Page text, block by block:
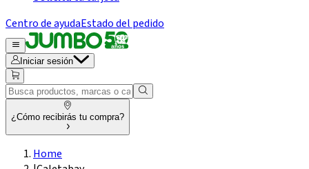
Centro de ayudaEstado del pedido
Iniciar sesión
¿Cómo recibirás tu compra?
Home